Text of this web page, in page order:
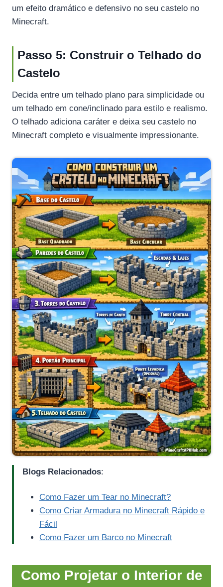
um efeito dramático e defensivo no seu castelo no
Minecraft.
Passo 5: Construir o Telhado do
Castelo
Decida entre um telhado plano para simplicidade ou
um telhado em cone/inclinado para estilo e realismo.
O telhado adiciona caráter e deixa seu castelo no
Minecraft completo e visualmente impressionante.
Blogs Relacionados:
Como Fazer um Tear no Minecraft?
Como Criar Armadura no Minecraft Rápido e
Fácil
Como Fazer um Barco no Minecraft
Como Projetar o Interior de